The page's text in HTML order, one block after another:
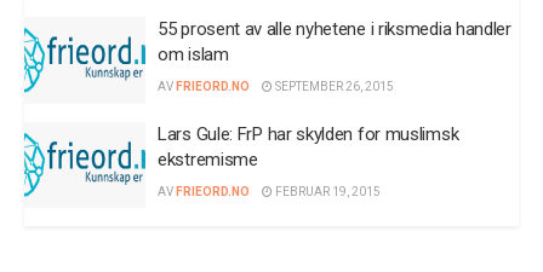
55 prosent av alle nyhetene i riksmedia handler
om islam
AV FRIEORD.NO SEPTEMBER 26, 2015
Lars Gule: FrP har skylden for muslimsk
ekstremisme
AV FRIEORD.NO FEBRUAR 19, 2015